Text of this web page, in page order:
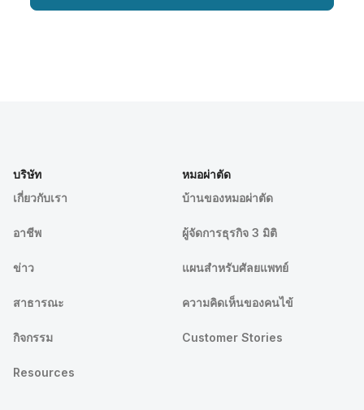
บริษัท
เกี่ยวกับเรา
อาชีพ
ข่าว
สาธารณะ
กิจกรรม
Resources
หมอผ่าตัด
บ้านของหมอผ่าตัด
ผู้จัดการธุรกิจ 3 มิติ
แผนสำหรับศัลยแพทย์
ความคิดเห็นของคนไข้
Customer Stories